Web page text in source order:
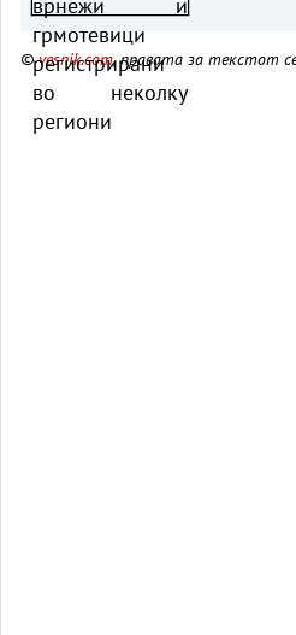
©vesnik.com, правата за текстот